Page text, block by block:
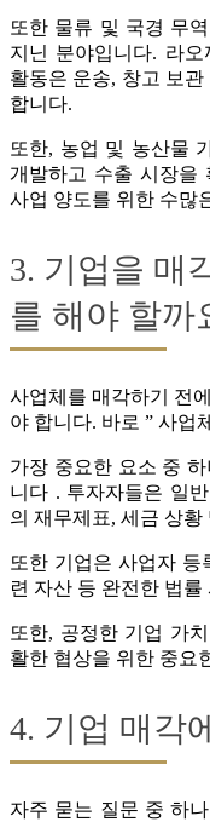
또한 물류 및 국경 무
지닌 분야입니다. 라
활동은 운송, 창고 보
합니다.
또한, 농업 및 농산물
개발하고 수출 시장을
사업 양도를 위한 수많
3. 기업을 매
를 해야 할까
사업체를 매각하기 전
야 합니다. 바로 ” 사업
가장 중요한 요소 중
니다 . 투자자들은 일
의 재무제표, 세금 상
또한 기업은 사업자
련 자산 등 완전한 법
또한, 공정한 기업 가
활한 협상을 위한 중요
4. 기업 매각
자주 묻는 질문 중 하